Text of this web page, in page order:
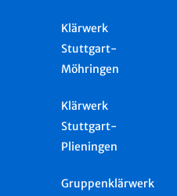
Klärwerk
Stuttgart-
Möhringen
Klärwerk
Stuttgart-
Plieningen
Gruppenklärwerk